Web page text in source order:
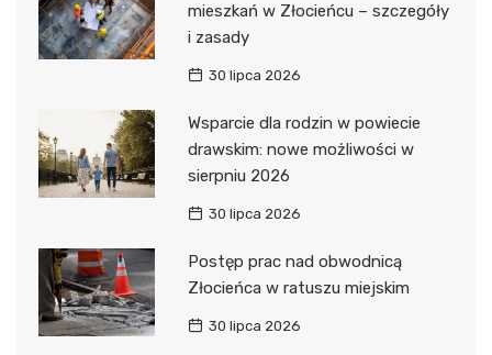
mieszkań w Złocieńcu – szczegóły
i zasady
30 lipca 2026
Wsparcie dla rodzin w powiecie
drawskim: nowe możliwości w
sierpniu 2026
30 lipca 2026
Postęp prac nad obwodnicą
Złocieńca w ratuszu miejskim
30 lipca 2026